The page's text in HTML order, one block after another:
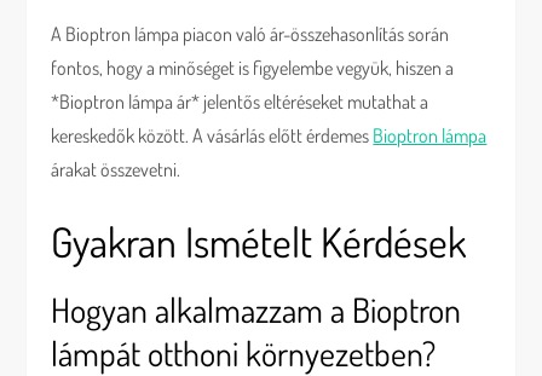
A Bioptron lámpa piacon való ár-összehasonlítás során
fontos, hogy a minőséget is figyelembe vegyük, hiszen a
*Bioptron lámpa ár* jelentős eltéréseket mutathat a
kereskedők között. A vásárlás előtt érdemes Bioptron lámpa
árakat összevetni.
Gyakran Ismételt Kérdések
Hogyan alkalmazzam a Bioptron
lámpát otthoni környezetben?